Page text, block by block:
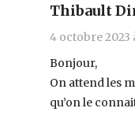
Thibault
4 octobre 2023
Bonjour,
On attend les
qu’on le